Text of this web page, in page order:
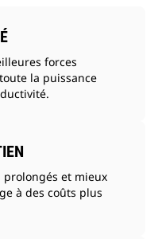
forces
la puissance
prolongés et mieux
à des coûts plus